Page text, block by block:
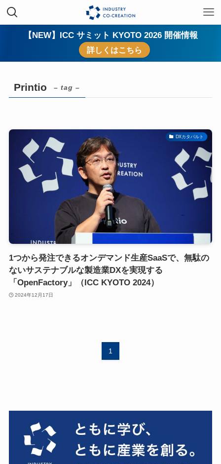
【NEW】ICC サミット KYOTO 2026 開催情報
詳しくはこちら
Printio – tag –
DXカタパルト
1つから発注できるオンデマンド生産SaaSで、無駄の
ないサステナブルな製造業DXを実現する
「OpenFactory」（ICC KYOTO 2024）
2024年12月17日
1